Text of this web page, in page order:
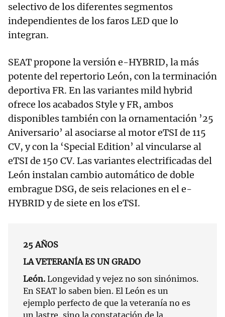
selectivo de los diferentes segmentos
independientes de los faros LED que lo
integran.
SEAT propone la versión e-HYBRID, la más
potente del repertorio León, con la terminación
deportiva FR. En las variantes mild hybrid
ofrece los acabados Style y FR, ambos
disponibles también con la ornamentación ’25
Aniversario’ al asociarse al motor eTSI de 115
CV, y con la ‘Special Edition’ al vincularse al
eTSI de 150 CV. Las variantes electrificadas del
León instalan cambio automático de doble
embrague DSG, de seis relaciones en el e-
HYBRID y de siete en los eTSI.
25 AÑOS
LA VETERANÍA ES UN GRADO
León. Longevidad y vejez no son sinónimos.
En SEAT lo saben bien. El León es un
ejemplo perfecto de que la veteranía no es